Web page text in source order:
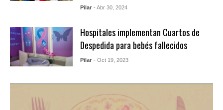
Pilar - Abr 30, 2024
Hospitales implementan Cuartos de
Despedida para bebés fallecidos
Pilar - Oct 19, 2023